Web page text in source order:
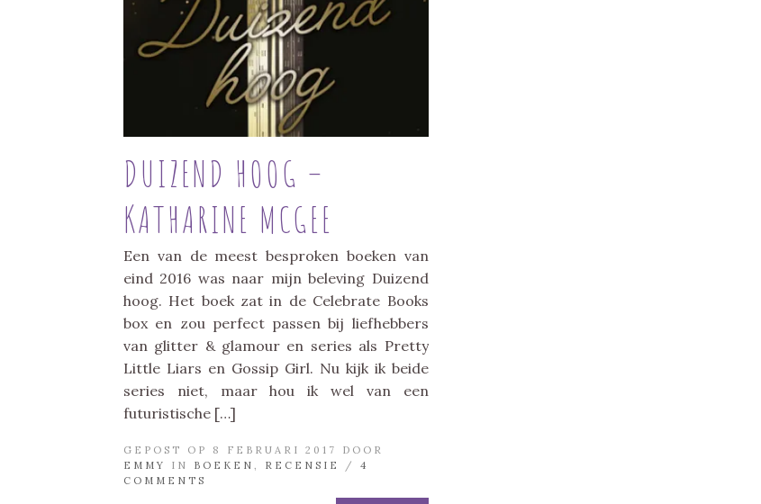
DUIZEND HOOG –
KATHARINE MCGEE
Een van de meest besproken boeken van
eind 2016 was naar mijn beleving Duizend
hoog. Het boek zat in de Celebrate Books
box en zou perfect passen bij liefhebbers
van glitter & glamour en series als Pretty
Little Liars en Gossip Girl. Nu kijk ik beide
series niet, maar hou ik wel van een
futuristische […]
GEPOST OP 8 FEBRUARI 2017 DOOR
EMMY
IN BOEKEN , RECENSIE / 4
COMMENTS